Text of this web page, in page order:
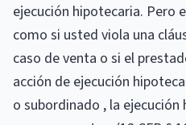
ejecución hipotecaria. Pero
como si usted viola una
caso de venta o si el
acción de ejecución
o subordinado , la